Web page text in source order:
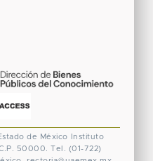
de México
Instituto
50000. Tel. (01-722)